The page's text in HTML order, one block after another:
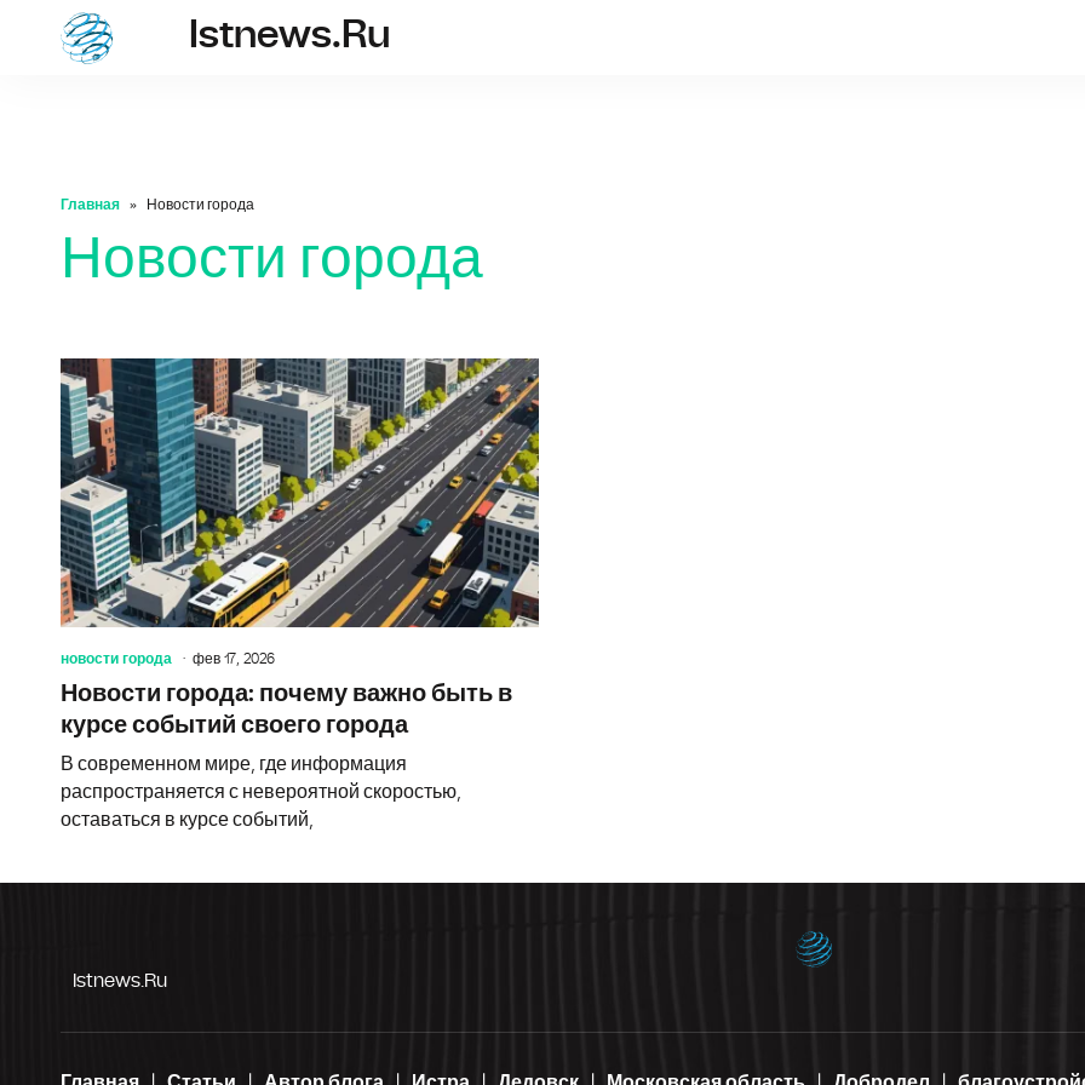
istnews.ru
Istnews.ru
Главная Новости города
Новости города
новости города фев 17, 2026
Новости города: почему важно быть в
курсе событий своего города
В современном мире, где информация
распространяется с невероятной скоростью,
оставаться в курсе событий,
Istnews.ru